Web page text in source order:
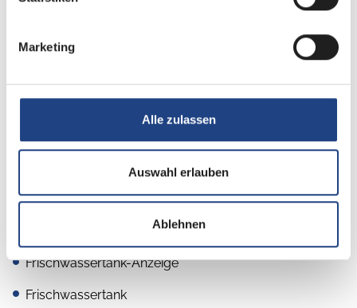
Marketing
Alle zulassen
Auswahl erlauben
Ablehnen
Kompressor-Kühlschrank
2-Flammkocher
Warmwasser
Frischwassertank-Anzeige
Frischwassertank